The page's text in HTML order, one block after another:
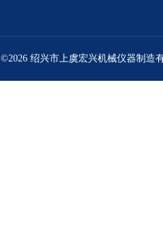
©2026 绍兴市上虞宏兴机械仪器制造